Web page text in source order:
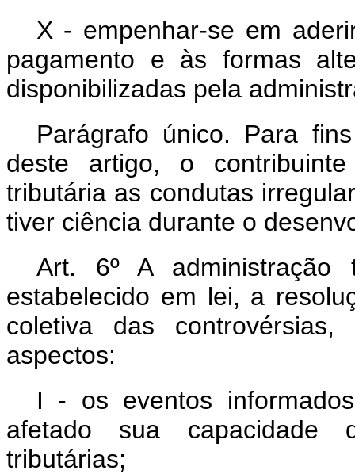
X - empenhar-se em
pagamento e às formas
disponibilizadas pela
Parágrafo único. Para
deste artigo, o
tributária as condutas
tiver ciência durante o
Art. 6º A administração
estabelecido em lei, a
coletiva das
aspectos:
I - os eventos
afetado sua capacidade
tributárias;